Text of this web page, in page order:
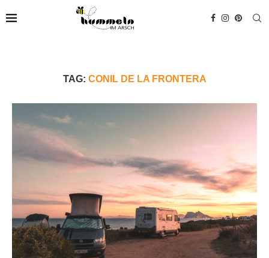
TAG: CONIL DE LA FRONTERA